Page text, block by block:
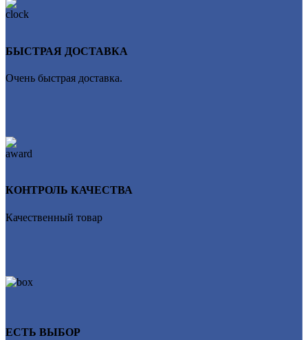
БЫСТРАЯ ДОСТАВКА
Очень быстрая доставка.
КОНТРОЛЬ КАЧЕСТВА
Качественный товар
ЕСТЬ ВЫБОР